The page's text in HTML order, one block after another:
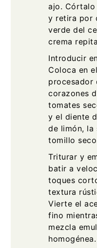
ajo.
y retira por
verde del
crema
Introducir
Coloca en
procesador
corazones
tomates
y el diente
de limón, la
tomillo
Triturar y
batir a
toques
textura
Vierte el
fino
mezcla
homogénea.